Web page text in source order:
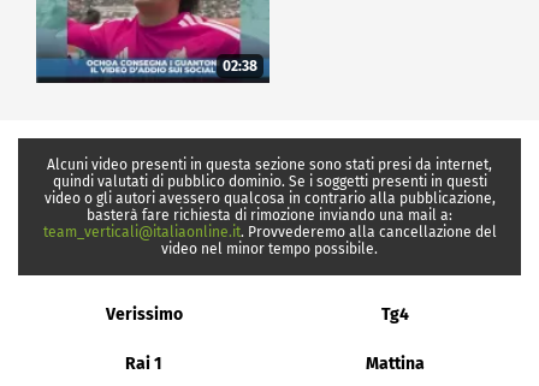
02:38
Alcuni video presenti in questa sezione sono stati presi da internet,
quindi valutati di pubblico dominio. Se i soggetti presenti in questi
video o gli autori avessero qualcosa in contrario alla pubblicazione,
basterà fare richiesta di rimozione inviando una mail a:
team_verticali@italiaonline.it. Provvederemo alla cancellazione del
video nel minor tempo possibile.
Verissimo Tg4
Rai 1 Mattina